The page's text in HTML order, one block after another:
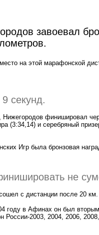
завоевал
на этой марафонской
секунд.
финишировал
(3:34,14) и серебряный
Игр была бронзовая
не
с дистанции после 20 км.
году в Афинах он был
2003, 2004, 2006,